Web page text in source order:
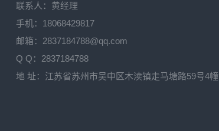
联系人：黄经理
手机：18068429817
邮箱： 2837184788@qq.com
Q Q： 2837184788
地 址：江苏省苏州市吴中区木渎镇走马塘路59号4幢